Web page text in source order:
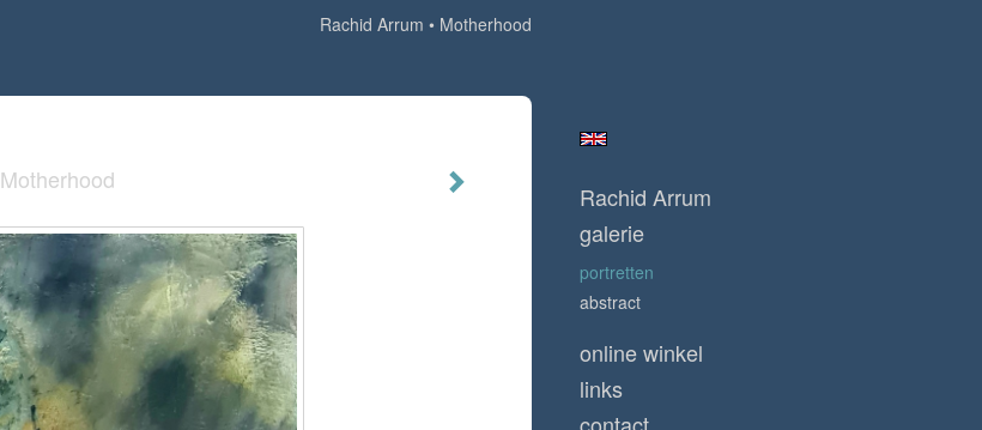
Rachid Arrum
Motherhood
Motherhood
Rachid Arrum
galerie
portretten
abstract
online winkel
links